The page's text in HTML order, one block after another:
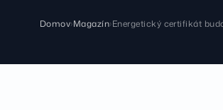
Domov›Magazín›Energetický certifikát